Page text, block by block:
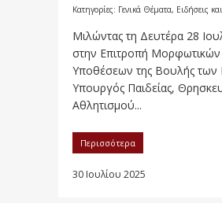
Κατηγορίες: Γενικά Θέματα, Ειδήσεις
Μιλώντας τη Δευτέρα 28
στην Επιτροπή Μορφωτικών
Υποθέσεων της Βουλής των
Υπουργός Παιδείας,
Αθλητισμού...
Περισσότερα
30 Ιουλίου 2025